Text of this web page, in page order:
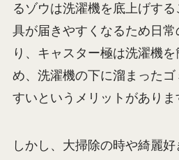
るゾウは洗濯機を底上げす
具が届きやすくなるため日
り、キャスター極は洗濯機
め、洗濯機の下に溜まった
すいというメリットがありま
しかし、大掃除の時や綺麗